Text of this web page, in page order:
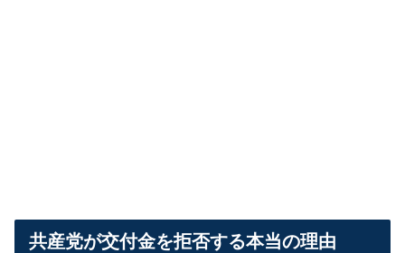
共産党が交付金を拒否する本当の理由